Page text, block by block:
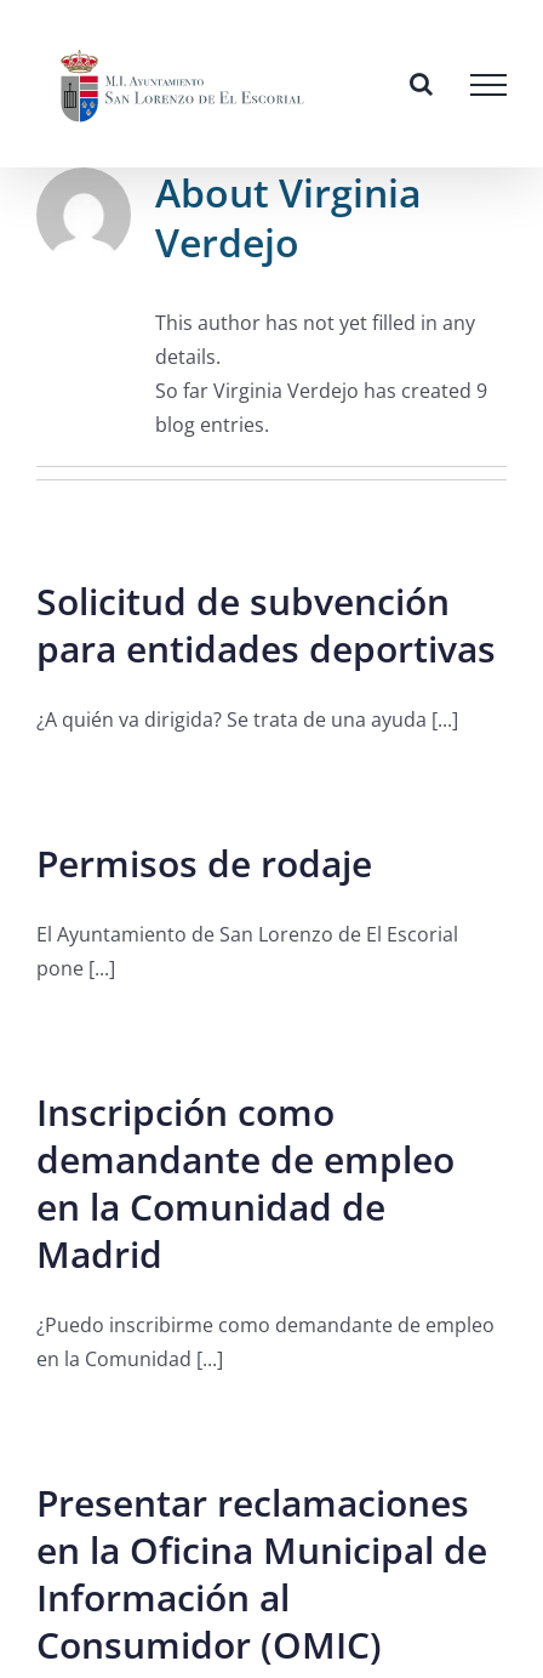
content
About Virginia
Verdejo
This author has not yet filled in any
details.
So far Virginia Verdejo has created 9
blog entries.
Solicitud de subvención
para entidades deportivas
¿A quién va dirigida? Se trata de una ayuda [...]
Permisos de rodaje
El Ayuntamiento de San Lorenzo de El Escorial
pone [...]
Inscripción como
demandante de empleo
en la Comunidad de
Madrid
¿Puedo inscribirme como demandante de empleo
en la Comunidad [...]
Presentar reclamaciones
en la Oficina Municipal de
Información al
Consumidor (OMIC)